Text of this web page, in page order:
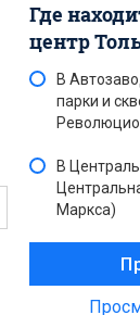
Где
центр
В
парки и
В
Маркса)